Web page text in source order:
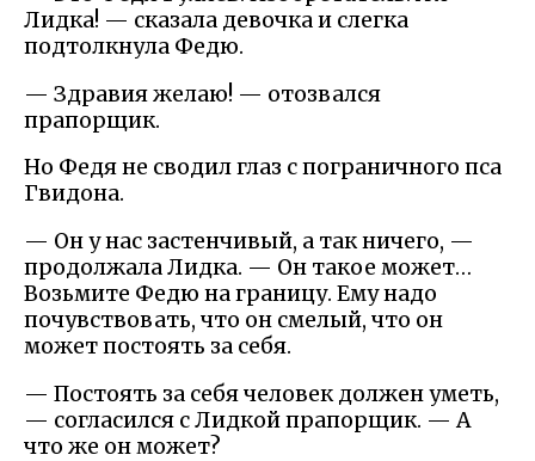
Лидка! — сказала девочка и слегка
подтолкнула Федю.
— Здравия желаю! — отозвался
прапорщик.
Но Федя не сводил глаз с пограничного пса
Гвидона.
— Он у нас застенчивый, а так ничего, —
продолжала Лидка. — Он такое может…
Возьмите Федю на границу. Ему надо
почувствовать, что он смелый, что он
может постоять за себя.
— Постоять за себя человек должен уметь,
— согласился с Лидкой прапорщик. — А
что же он может?